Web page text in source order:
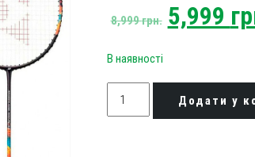
8,999грн. Original
price
8,999
5,999
В наявності
Додати у